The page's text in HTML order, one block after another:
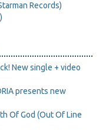
Records)
New single + video
presents new
Of God (Out Of Line